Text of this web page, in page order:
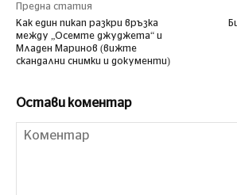
Предна статия
Как един пикап разкри връзка
между „Осемте джуджета“ и
Младен Маринов (вижте
скандални снимки и документи)
Остави коментар